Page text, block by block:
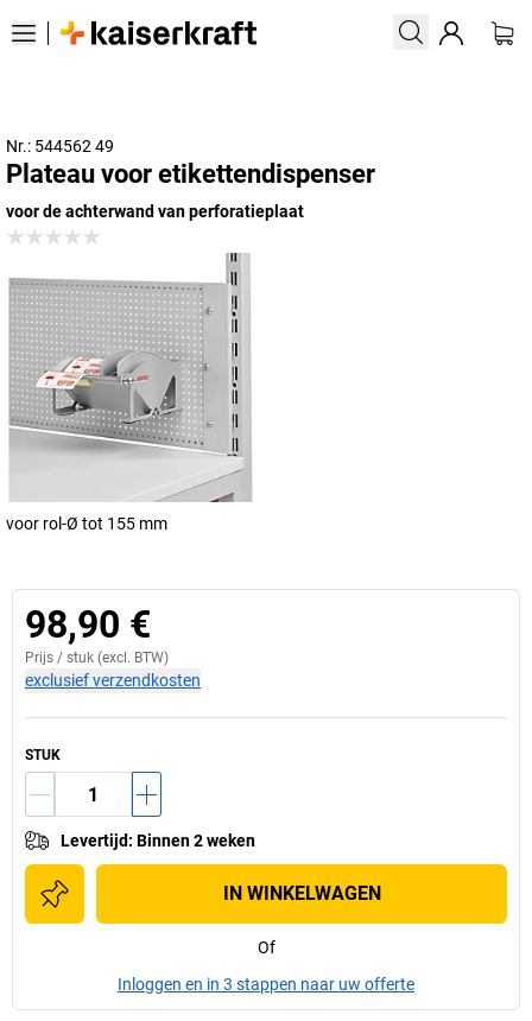
Nr.: 544562 49
Plateau voor etikettendispenser
voor de achterwand van perforatieplaat
voor rol-Ø tot 155 mm
98,90 €
Prijs / stuk (excl. BTW)
exclusief verzendkosten
STUK
Levertijd: Binnen 2 weken
IN WINKELWAGEN
Of
Inloggen en in 3 stappen naar uw offerte